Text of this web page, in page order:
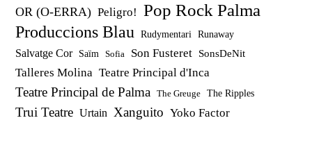
OR (O-ERRA) Peligro!
Pop Rock Palma
Produccions Blau
Rudymentari Runaway
Salvatge Cor Saïm Sofia Son Fusteret SonsDeNit
Talleres Molina Teatre Principal d'Inca
Teatre Principal de Palma The Greuge The Ripples
Trui Teatre Urtain Xanguito Yoko Factor